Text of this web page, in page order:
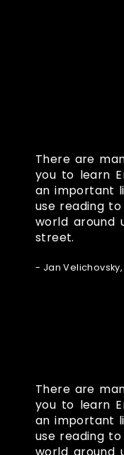
There are
you to learn
an important
use reading
world around
street.
- Jan Velichovsky,
There are
you to learn
an important
use reading